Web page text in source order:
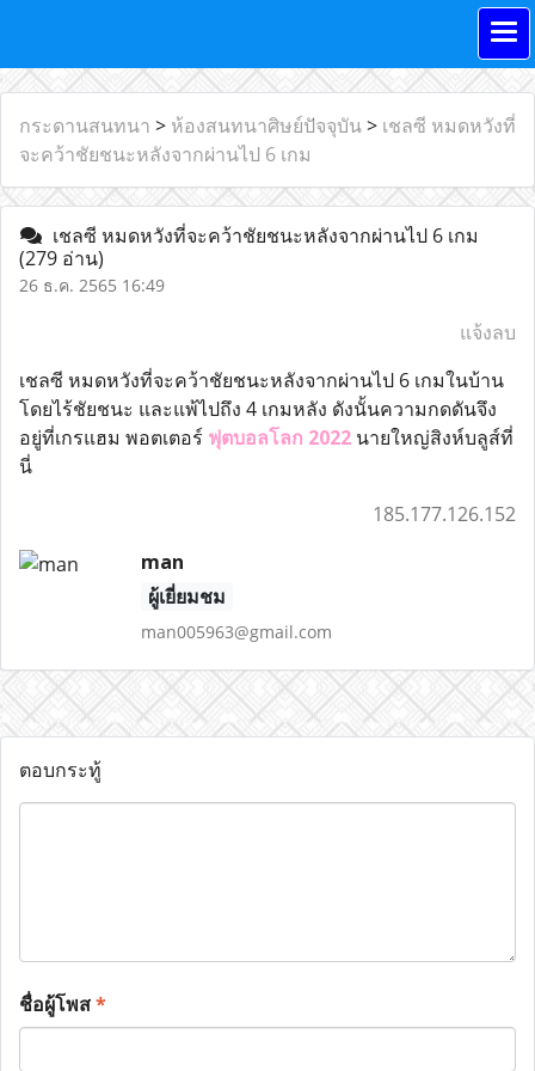
กระดานสนทนา > ห้องสนทนาศิษย์ปัจจุบัน> เชลซี หมดหวังที่
จะคว้าชัยชนะหลังจากผ่านไป 6 เกม
เชลซี หมดหวังที่จะคว้าชัยชนะหลังจากผ่านไป 6 เกม
(279 อ่าน)
26 ธ.ค. 2565 16:49
แจ้งลบ
เชลซี หมดหวังที่จะคว้าชัยชนะหลังจากผ่านไป 6 เกมในบ้าน
โดยไร้ชัยชนะ และแพ้ไปถึง 4 เกมหลัง ดังนั้นความกดดันจึง
อยู่ที่เกรแฮม พอตเตอร์ ฟุตบอลโลก 2022 นายใหญ่สิงห์บลูส์ที่
นี่
185.177.126.152
man
ผู้เยี่ยมชม
man005963@gmail.com
ตอบกระทู้
ชื่อผู้โพส*